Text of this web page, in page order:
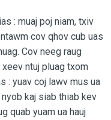
: muaj poj niam, txiv
cov qhov cub uas
Cov neeg raug
ntuj pluag txom
: yuav coj lawv mus ua
kaj siab thiab kev
quab yuam ua hauj